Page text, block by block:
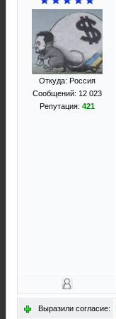
Откуда: Россия
Сообщений: 12 023
Репутация: 421
Выразили согласие: